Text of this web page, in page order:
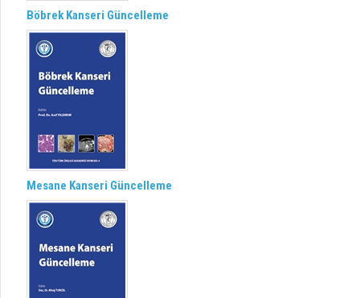
Böbrek Kanseri Güncelleme
Mesane Kanseri Güncelleme